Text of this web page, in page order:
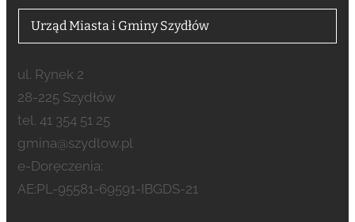
Urząd Miasta i Gminy Szydłów
ul. Rynek 2
28-225 Szydłów
tel. 41 354 51 25
gmina@szydlow.pl
e-Doręczenia:
AE:PL-95581-69591-IBGDS-21